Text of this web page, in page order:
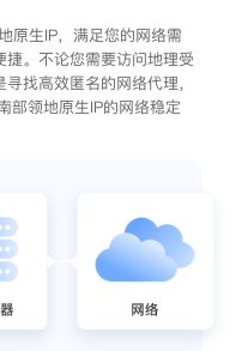
原生IP，满足您的网络需
。不论您需要访问地理受
找高效匿名的网络代理，
部领地原生IP的网络稳定